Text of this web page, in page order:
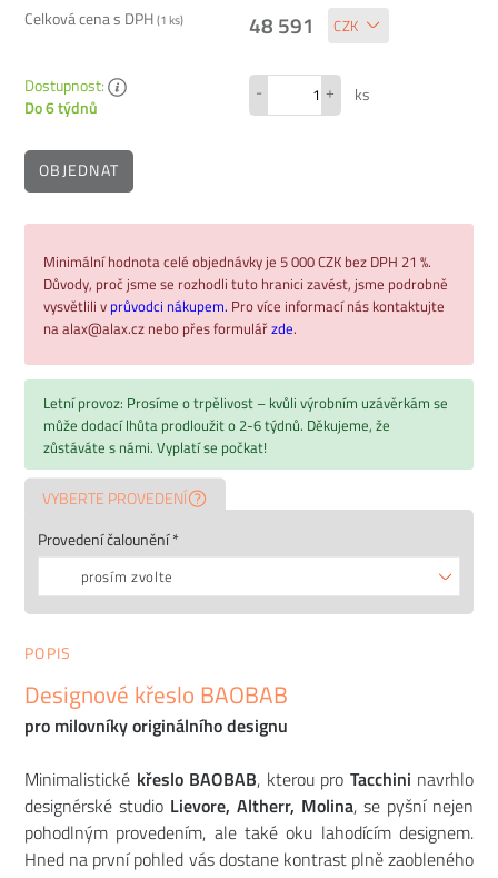
Celková cena s DPH(1ks) 48 591
Dostupnost:
Do 6 týdnů
- + ks
OBJEDNAT
Minimální hodnota celé objednávky je 5 000 CZK bez DPH 21 %.
Důvody, proč jsme se rozhodli tuto hranici zavést, jsme podrobně
vysvětlili v průvodci nákupem. Pro více informací nás kontaktujte
na alax@alax.cz nebo přes formulářzde.
Letní provoz: Prosíme o trpělivost – kvůli výrobním uzávěrkám se
může dodací lhůta prodloužit o 2-6 týdnů. Děkujeme, že
zůstáváte s námi. Vyplatí se počkat!
VYBERTE PROVEDENÍ
Provedení čalounění *
prosím zvolte
POPIS
Designové křeslo BAOBAB
pro milovníky originálního designu
Minimalistické křeslo BAOBAB, kterou pro Tacchini navrhlo
designérské studio Lievore, Altherr, Molina, se pyšní nejen
pohodlným provedením, ale také oku lahodícím designem.
Hned na první pohled vás dostane kontrast plně zaobleného